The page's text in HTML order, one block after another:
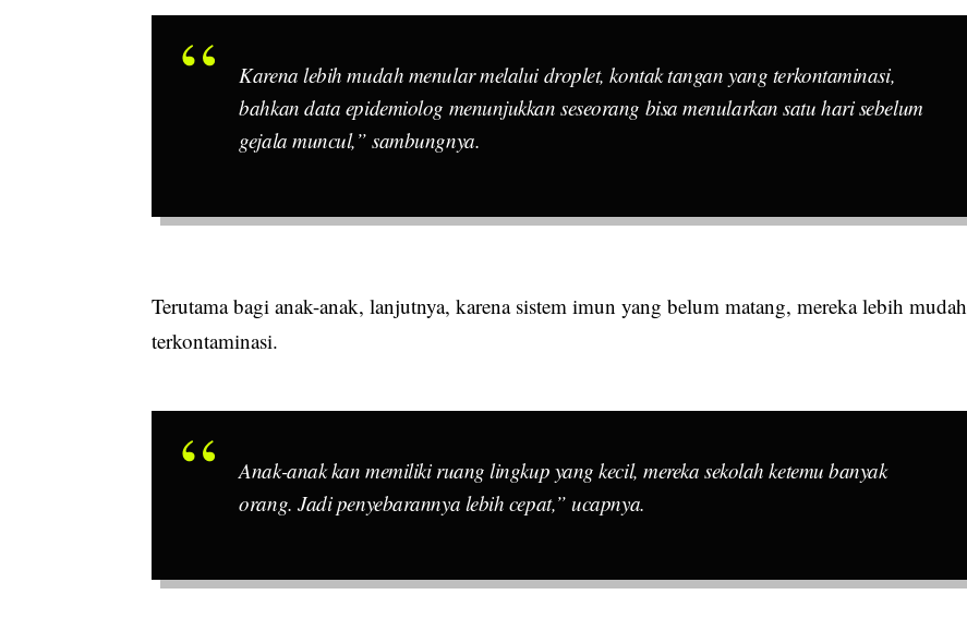
Karena lebih mudah menular melalui droplet, kontak tangan yang terkontaminasi,
bahkan data epidemiolog menunjukkan seseorang bisa menularkan satu hari sebelum
gejala muncul,” sambungnya.
Terutama bagi anak-anak, lanjutnya, karena sistem imun yang belum matang, mereka lebih mudah
terkontaminasi.
Anak-anak kan memiliki ruang lingkup yang kecil, mereka sekolah ketemu banyak
orang. Jadi penyebarannya lebih cepat,” ucapnya.